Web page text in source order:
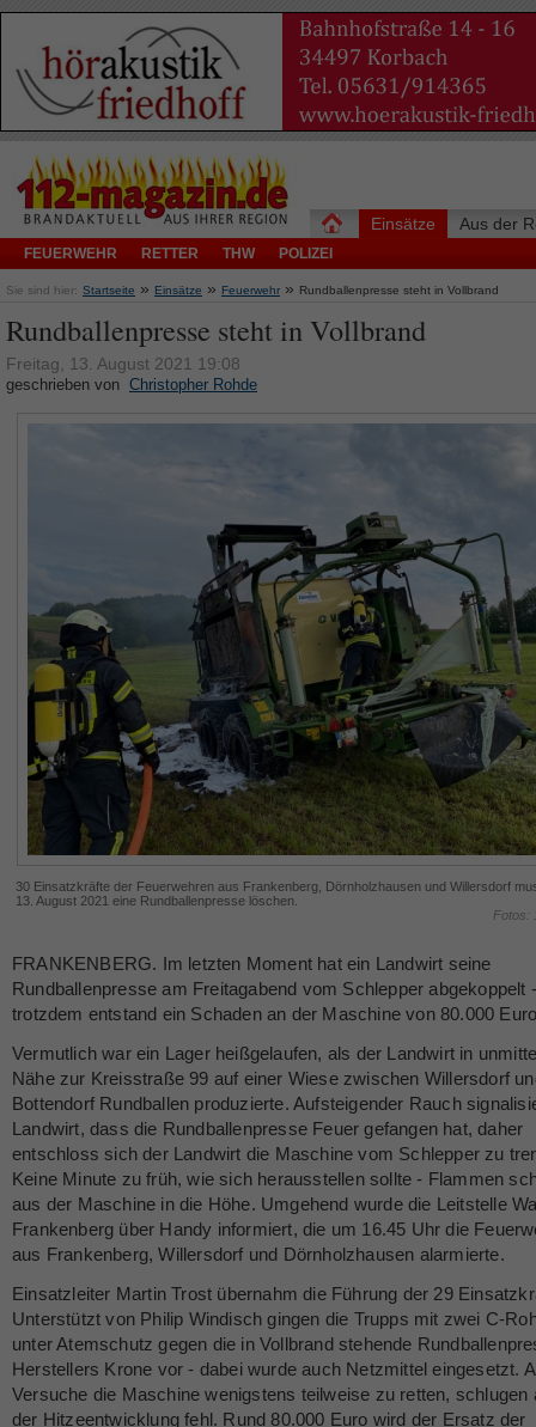
Einsätze
FEUERWEHR RETTER THW POLIZEI
Aus der
Sie sind hier: Startseite » Einsätze » Feuerwehr » Rundballenpresse steht in Vollbrand
Rundballenpresse steht in Vollbrand
Freitag, 13. August 2021 19:08
geschrieben von Christopher Rohde
30 Einsatzkräfte der Feuerwehren aus Frankenberg, Dörnholzhausen und Willersdorf
13. August 2021 eine Rundballenpresse löschen.
Fotos:
FRANKENBERG. Im letzten Moment hat ein Landwirt seine
Rundballenpresse am Freitagabend vom Schlepper abgekoppelt
trotzdem entstand ein Schaden an der Maschine von 80.000
Vermutlich war ein Lager heißgelaufen, als der Landwirt in
Nähe zur Kreisstraße 99 auf einer Wiese zwischen Willersdorf
Bottendorf Rundballen produzierte. Aufsteigender Rauch
Landwirt, dass die Rundballenpresse Feuer gefangen hat, daher
entschloss sich der Landwirt die Maschine vom Schlepper zu
Keine Minute zu früh, wie sich herausstellen sollte - Flammen
aus der Maschine in die Höhe. Umgehend wurde die Leitstelle
Frankenberg über Handy informiert, die um 16.45 Uhr die
aus Frankenberg, Willersdorf und Dörnholzhausen alarmierte.
Einsatzleiter Martin Trost übernahm die Führung der 29
Unterstützt von Philip Windisch gingen die Trupps mit zwei C-
unter Atemschutz gegen die in Vollbrand stehende
Herstellers Krone vor - dabei wurde auch Netzmittel eingesetzt.
Versuche die Maschine wenigstens teilweise zu retten, schlugen
der Hitzeentwicklung fehl. Rund 80.000 Euro wird der Ersatz der